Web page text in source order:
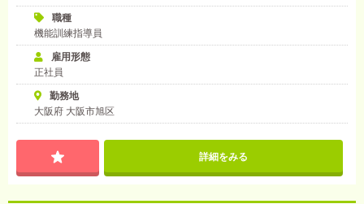
職種
機能訓練指導員
雇用形態
正社員
勤務地
大阪府 大阪市旭区
詳細をみる